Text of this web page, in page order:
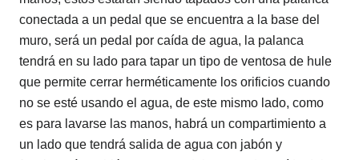
conectada a un pedal que se encuentra a la base del
muro, será un pedal por caída de agua, la palanca
tendrá en su lado para tapar un tipo de ventosa de hule
que permite cerrar herméticamente los orificios cuando
no se esté usando el agua, de este mismo lado, como
es para lavarse las manos, habrá un compartimiento a
un lado que tendrá salida de agua con jabón y